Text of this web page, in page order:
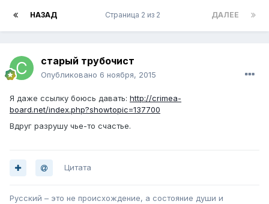
НАЗАД ДАЛЕЕ
Страница 2 из 2
старый трубочист
Опубликовано 6 ноября, 2015
Я даже ссылку боюсь давать: http://crimea-
board.net/index.php?showtopic=137700
Вдруг разрушу чье-то счастье.
Цитата
Русский – это не происхождение, а состояние души и